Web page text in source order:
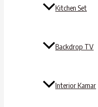
Kitchen Set
Backdrop TV
Interior Kamar